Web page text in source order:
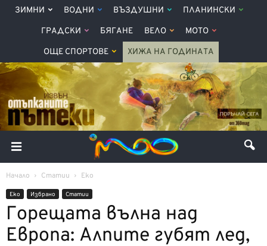
ЗИМНИ ВОДНИ ВЪЗДУШНИ ПЛАНИНСКИ
ГРАДСКИ БЯГАНЕ ВЕЛО МОТО
ОЩЕ СПОРТОВЕ ХИЖА НА ГОДИНАТА
Начало Статии Еко
Еко Избрано Статии
Горещата вълна над
Европа: Алпите губят лед,